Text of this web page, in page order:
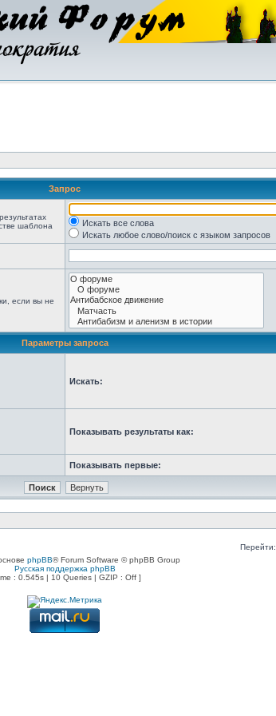
Запрос
шаблона
Искать все слова
Искать любое слово/поиск с языком запросов
если вы не
Параметры запроса
Искать:
Показывать результаты как:
Показывать первые:
Перейти:
phpBB® Forum Software © phpBB Group
Русская поддержка phpBB
: 0.545s | 10 Queries | GZIP : Off ]